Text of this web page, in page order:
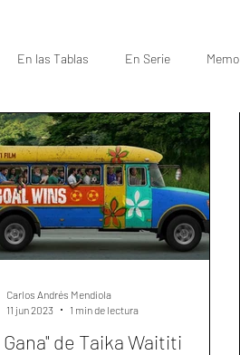
En las Tablas En Serie Memo
Gana" de Taika Waititi
Carlos Andrés Mendiola
11 jun 2023
1 min de lectura